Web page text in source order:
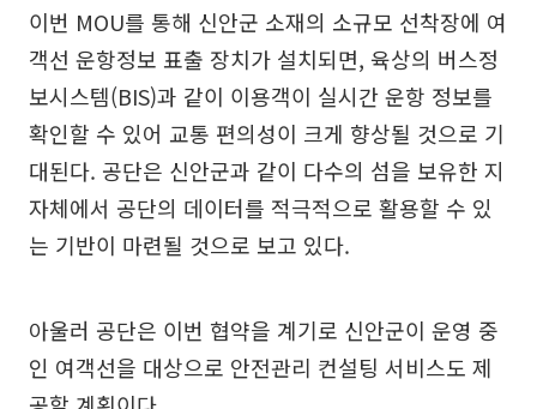
이번 MOU를 통해 신안군 소재의 소규모 선착장에 여
객선 운항정보 표출 장치가 설치되면, 육상의 버스정
보시스템(BIS)과 같이 이용객이 실시간 운항 정보를
확인할 수 있어 교통 편의성이 크게 향상될 것으로 기
대된다. 공단은 신안군과 같이 다수의 섬을 보유한 지
자체에서 공단의 데이터를 적극적으로 활용할 수 있
는 기반이 마련될 것으로 보고 있다.
아울러 공단은 이번 협약을 계기로 신안군이 운영 중
인 여객선을 대상으로 안전관리 컨설팅 서비스도 제